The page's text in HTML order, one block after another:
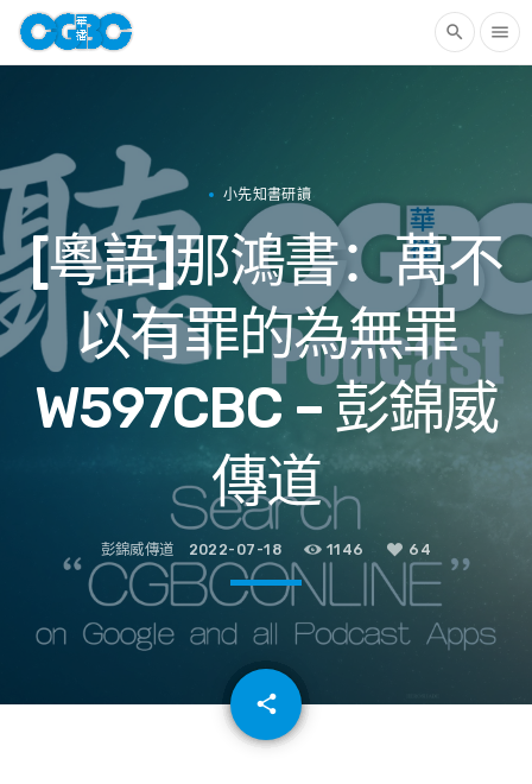
search menu
小先知書研讀
[粵語]那鴻書：萬不
以有罪的為無罪
W597CBC – 彭錦威
傳道
彭錦威傳道 2022-07-18 1146 64
share
email